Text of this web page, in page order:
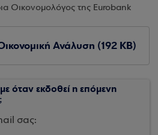
Οικονομολόγος της Eurobank
Ανάλυση (192 KB)
όταν εκδοθεί η επόμενη
σας: